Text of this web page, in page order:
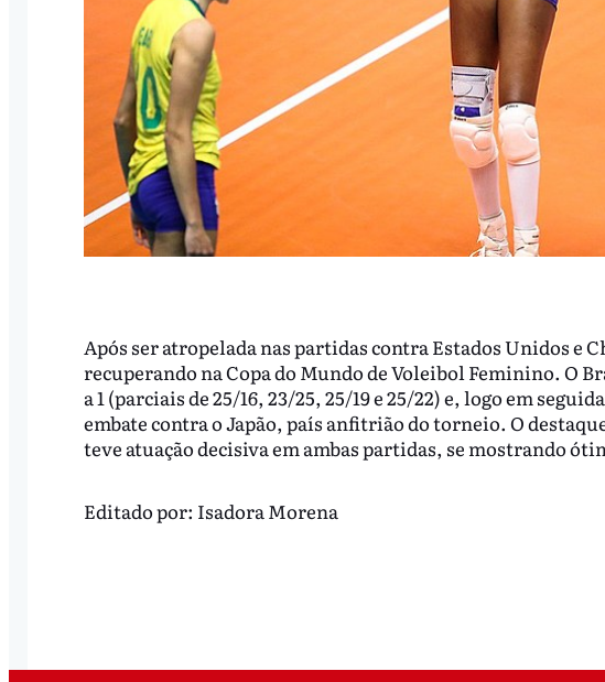
Após ser atropelada nas partidas contra Estados Unidos e
recuperando na Copa do Mundo de Voleibol Feminino. O
a 1 (parciais de 25/16, 23/25, 25/19 e 25/22) e, logo em
embate contra o Japão, país anfitrião do torneio. O
teve atuação decisiva em ambas partidas, se mostrando
Editado por: Isadora Morena